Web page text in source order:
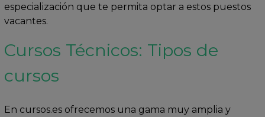
especialización que te permita optar a estos puestos
vacantes.
Cursos Técnicos: Tipos de
cursos
En cursos.es ofrecemos una gama muy amplia y